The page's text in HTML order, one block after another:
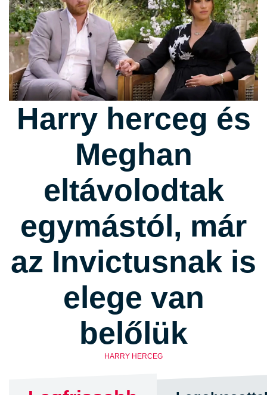
Harry herceg és
Meghan
eltávolodtak
egymástól, már
az Invictusnak is
elege van
belőlük
HARRY HERCEG